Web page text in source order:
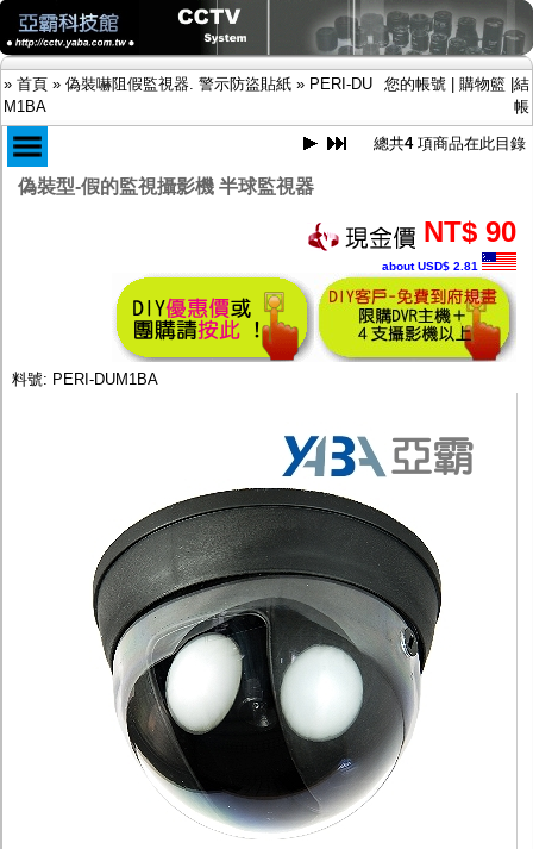
» 首頁 » 偽裝嚇阻假監視器. 警示防盜貼紙 » PERI-DU
M1BA
您的帳號 購物籃 結
帳
商品目錄
AHD半球型(適用屋內)
AHD中小型紅外線攝影機(適用騎樓、室內外)
AHD防護罩型攝影機(適用屋外，紅外線照射
AHD特殊功能型攝影機
多路攝影機單軸傳輸
監聽器.麥克風
網路設備
視訊轉換設備
雙絞線傳輸器
雜訊改善器
分配放大器
網路線用水晶頭
懶人線.同軸線.花線
線頭.插座.延長線.HDMI線
集線盒.防水盒.配線盒
偽裝嚇阻假監視器. 警示防盜貼紙
總共4項商品在此目錄
偽裝型-假的監視攝影機 半球監視器
NT$ 90
about USD$ 2.81
料號: PERI-DUM1BA